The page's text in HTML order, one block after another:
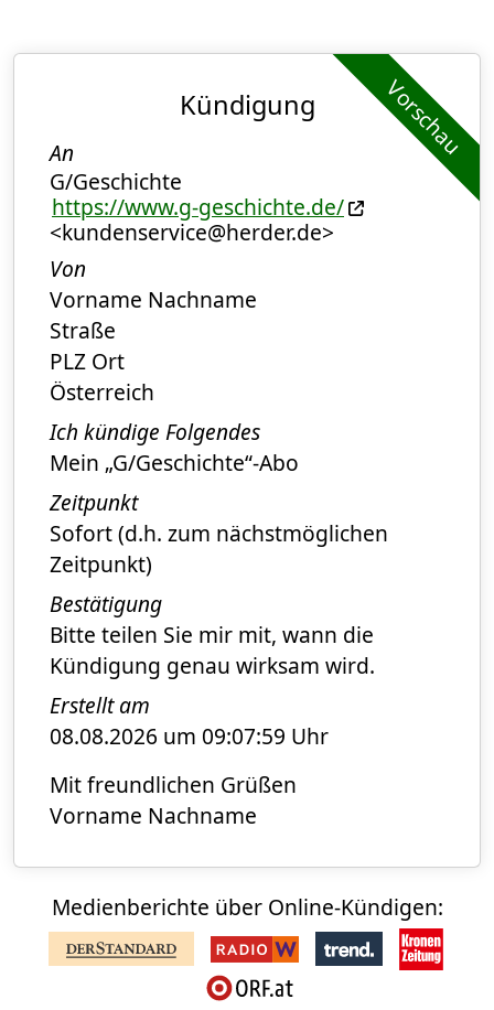
Vorschau
Kündigung
An
G/Geschichte
https://www.g-geschichte.de/
<kundenservice@herder.de>
Von
Vorname Nachname
Straße
PLZ Ort
Österreich
Ich kündige Folgendes
Mein „G/Geschichte“-Abo
Zeitpunkt
Sofort (d.h. zum nächstmöglichen
Zeitpunkt)
Bestätigung
Bitte teilen Sie mir mit, wann die
Kündigung genau wirksam wird.
Erstellt am
08.08.2026 um 09:07:59 Uhr
Mit freundlichen Grüßen
Vorname Nachname
Medienberichte über Online-Kündigen: